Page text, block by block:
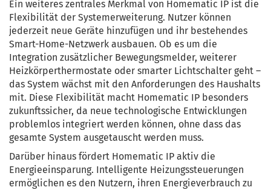
Ein weiteres zentrales Merkmal von Homematic IP ist die
Flexibilität der Systemerweiterung. Nutzer können
jederzeit neue Geräte hinzufügen und ihr bestehendes
Smart-Home-Netzwerk ausbauen. Ob es um die
Integration zusätzlicher Bewegungsmelder, weiterer
Heizkörperthermostate oder smarter Lichtschalter geht –
das System wächst mit den Anforderungen des Haushalts
mit. Diese Flexibilität macht Homematic IP besonders
zukunftssicher, da neue technologische Entwicklungen
problemlos integriert werden können, ohne dass das
gesamte System ausgetauscht werden muss.
Darüber hinaus fördert Homematic IP aktiv die
Energieeinsparung. Intelligente Heizungssteuerungen
ermöglichen es den Nutzern, ihren Energieverbrauch zu